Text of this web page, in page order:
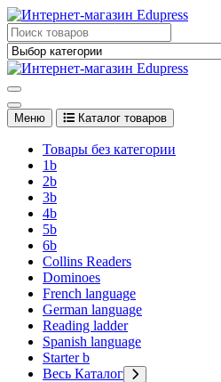
Перейти
к
содержимому
Edupress Uzbekistan, Edupress
английском языке
английском языке
Меню Каталог товаров
Товары без категории
1b
2b
3b
4b
5b
6b
Collins Readers
Dominoes
French language
German language
Reading ladder
Spanish language
Starter b
Весь Каталог